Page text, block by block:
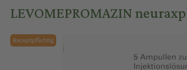
LEVOMEPROMAZIN
Rezeptpflichtig